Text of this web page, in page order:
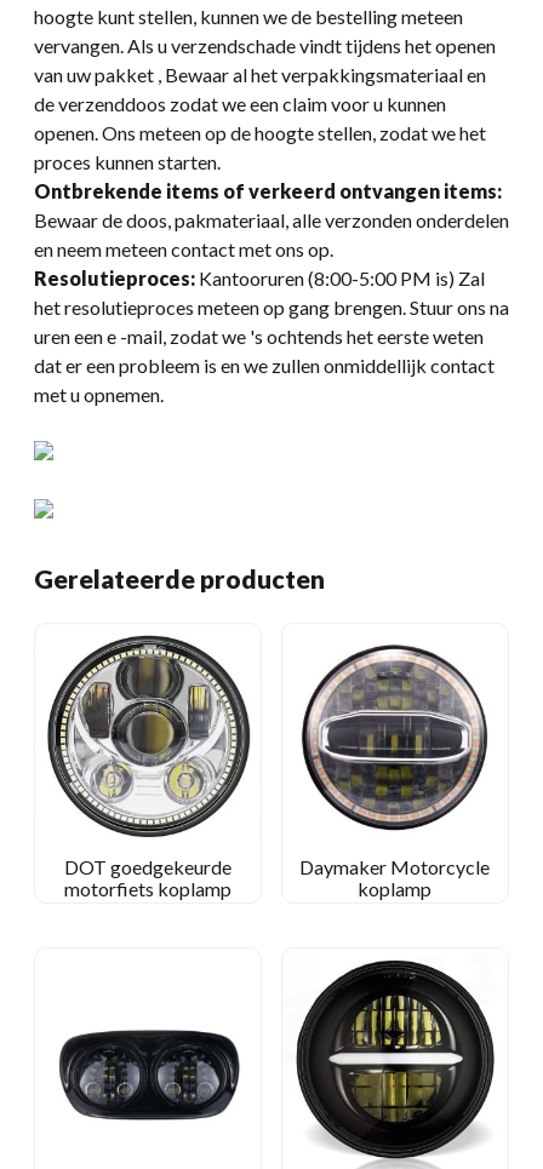
hoogte kunt stellen, kunnen we de bestelling meteen
vervangen. Als u verzendschade vindt tijdens het openen
van uw pakket , Bewaar al het verpakkingsmateriaal en
de verzenddoos zodat we een claim voor u kunnen
openen. Ons meteen op de hoogte stellen, zodat we het
proces kunnen starten.
Ontbrekende items of verkeerd ontvangen items:
Bewaar de doos, pakmateriaal, alle verzonden onderdelen
en neem meteen contact met ons op.
Resolutieproces: Kantooruren (8:00-5:00 PM is) Zal
het resolutieproces meteen op gang brengen. Stuur ons na
uren een e -mail, zodat we 's ochtends het eerste weten
dat er een probleem is en we zullen onmiddellijk contact
met u opnemen.
Gerelateerde producten
DOT goedgekeurde
motorfiets koplamp
Daymaker Motorcycle
koplamp